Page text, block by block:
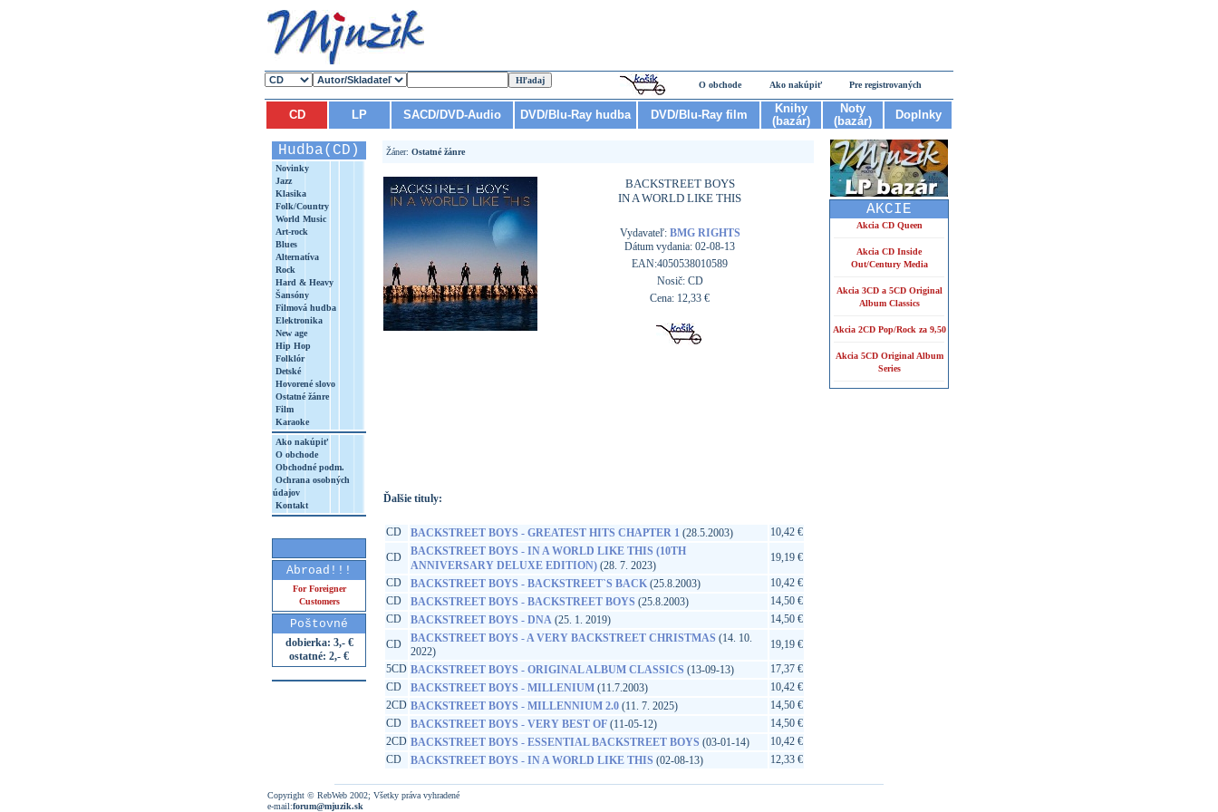
O obchode Ako nakúpiť Pre registrovaných
CD LP SACD/DVD-Audio DVD/Blu-Ray hudba DVD/Blu-Ray film
Knihy
(bazár)
Noty
(bazár)
Doplnky
Hudba(CD)
Novinky
Jazz
Klasika
Folk/Country
World Music
Art-rock
Blues
Alternatíva
Rock
Hard & Heavy
Šansóny
Filmová hudba
Elektronika
New age
Hip Hop
Folklór
Detské
Hovorené slovo
Ostatné žánre
Film
Karaoke
Ako nakúpiť
O obchode
Obchodné podm.
Ochrana osobných
údajov
Kontakt
Abroad!!!
For Foreigner
Customers
Poštovné
dobierka: 3,- €
ostatné: 2,- €
Žáner: Ostatné žánre
BACKSTREET BOYS
IN A WORLD LIKE THIS
Vydavateľ: BMG RIGHTS
Dátum vydania: 02-08-13
EAN:4050538010589
Nosič: CD
Cena: 12,33 €
Ďalšie tituly:
CD BACKSTREET BOYS - GREATEST HITS CHAPTER 1 (28.5.2003)
10,42 €
CD
BACKSTREET BOYS - IN A WORLD LIKE THIS (10TH
ANNIVERSARY DELUXE EDITION) (28. 7. 2023)
19,19 €
CD
BACKSTREET BOYS - BACKSTREET`S BACK (25.8.2003)
10,42 €
CD
BACKSTREET BOYS - BACKSTREET BOYS (25.8.2003)
14,50 €
CD
BACKSTREET BOYS - DNA (25. 1. 2019)
14,50 €
CD
BACKSTREET BOYS - A VERY BACKSTREET CHRISTMAS (14. 10.
2022)
19,19 €
5CD BACKSTREET BOYS - ORIGINAL ALBUM CLASSICS (13-09-13)
17,37 €
CD
BACKSTREET BOYS - MILLENIUM (11.7.2003)
10,42 €
2CD BACKSTREET BOYS - MILLENNIUM 2.0 (11. 7. 2025)
14,50 €
CD
BACKSTREET BOYS - VERY BEST OF (11-05-12)
14,50 €
2CD BACKSTREET BOYS - ESSENTIAL BACKSTREET BOYS (03-01-14)
10,42 €
CD
BACKSTREET BOYS - IN A WORLD LIKE THIS (02-08-13) 12,33 €
AKCIE
Akcia CD Queen
Akcia CD Inside
Out/Century Media
Akcia 3CD a 5CD Original
Album Classics
Akcia 2CD Pop/Rock za 9,50
Akcia 5CD Original Album
Series
Copyright © RebWeb 2002; Všetky práva vyhradené
e-mail:forum@mjuzik.sk